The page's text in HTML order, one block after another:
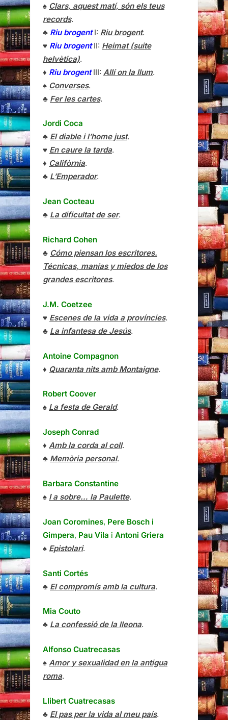
♠ Clars, aquest matí, són els teus
records.
♣ Riu brogentI: Riu brogent.
♥ Riu brogentII: Heimat (suite
helvètica).
♦ Riu brogentIII: Allí on la llum.
♠ Converses.
♣ Fer les cartes.
Jordi Coca
♣ El diable i l’home just.
♥ En caure la tarda.
♦ Califòrnia.
♣ L’Emperador.
Jean Cocteau
♣ La dificultat de ser.
Richard Cohen
♣ Cómo piensan los escritores.
Técnicas, manías y miedos de los
grandes escritores.
J.M. Coetzee
♥ Escenes de la vida a províncies.
♣ La infantesa de Jesús.
Antoine Compagnon
♦ Quaranta nits amb Montaigne.
Robert Coover
♠ La festa de Gerald.
Joseph Conrad
♦ Amb la corda al coll.
♣ Memòria personal.
Barbara Constantine
♠ I a sobre… la Paulette.
Joan Coromines, Pere Bosch i
Gimpera, Pau Vila i Antoni Griera
♠ Epistolari.
Santi Cortés
♣ El compromís amb la cultura.
Mia Couto
♣ La confessió de la lleona.
Alfonso Cuatrecasas
♠ Amor y sexualidad en la antigua
roma.
Llibert Cuatrecasas
♣ El pas per la vida al meu país.